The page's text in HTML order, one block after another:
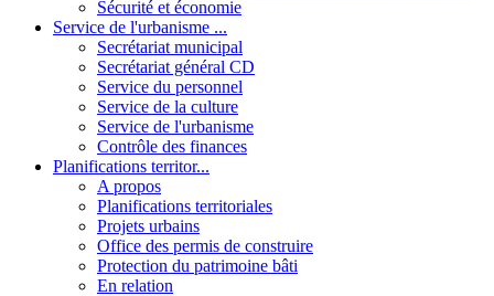
Sécurité et économie
Service de l'urbanisme ...
Secrétariat municipal
Secrétariat général CD
Service du personnel
Service de la culture
Service de l'urbanisme
Contrôle des finances
Planifications territor...
A propos
Planifications territoriales
Projets urbains
Office des permis de construire
Protection du patrimoine bâti
En relation